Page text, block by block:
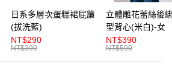
日系多層次蛋糕裙屁簾
(拔洗藍)
NT$290
NT$390
立體雕花蕾絲後
型背心(米白)-女
NT$390
NT$590